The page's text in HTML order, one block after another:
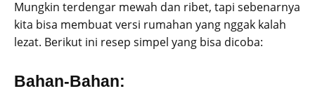
Mungkin terdengar mewah dan ribet, tapi sebenarnya
kita bisa membuat versi rumahan yang nggak kalah
lezat. Berikut ini resep simpel yang bisa dicoba:
Bahan-Bahan: